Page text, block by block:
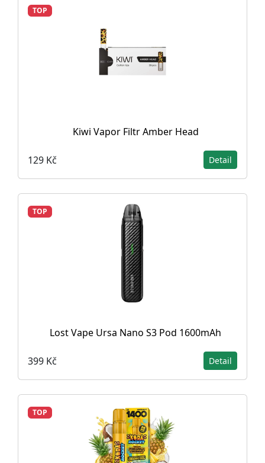
TOP
Kiwi Vapor Filtr Amber Head
129 Kč Detail
TOP
Lost Vape Ursa Nano S3 Pod 1600mAh
399 Kč Detail
TOP